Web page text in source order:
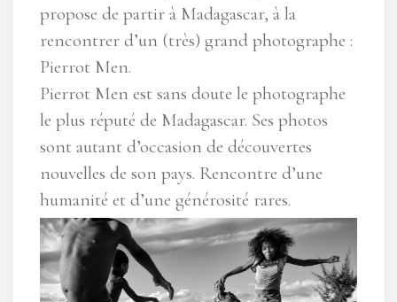
propose de partir à Madagascar, à la
rencontrer d’un (très) grand photographe :
Pierrot Men.
Pierrot Men est sans doute le photographe
le plus réputé de Madagascar. Ses photos
sont autant d’occasion de découvertes
nouvelles de son pays. Rencontre d’une
humanité et d’une générosité rares.